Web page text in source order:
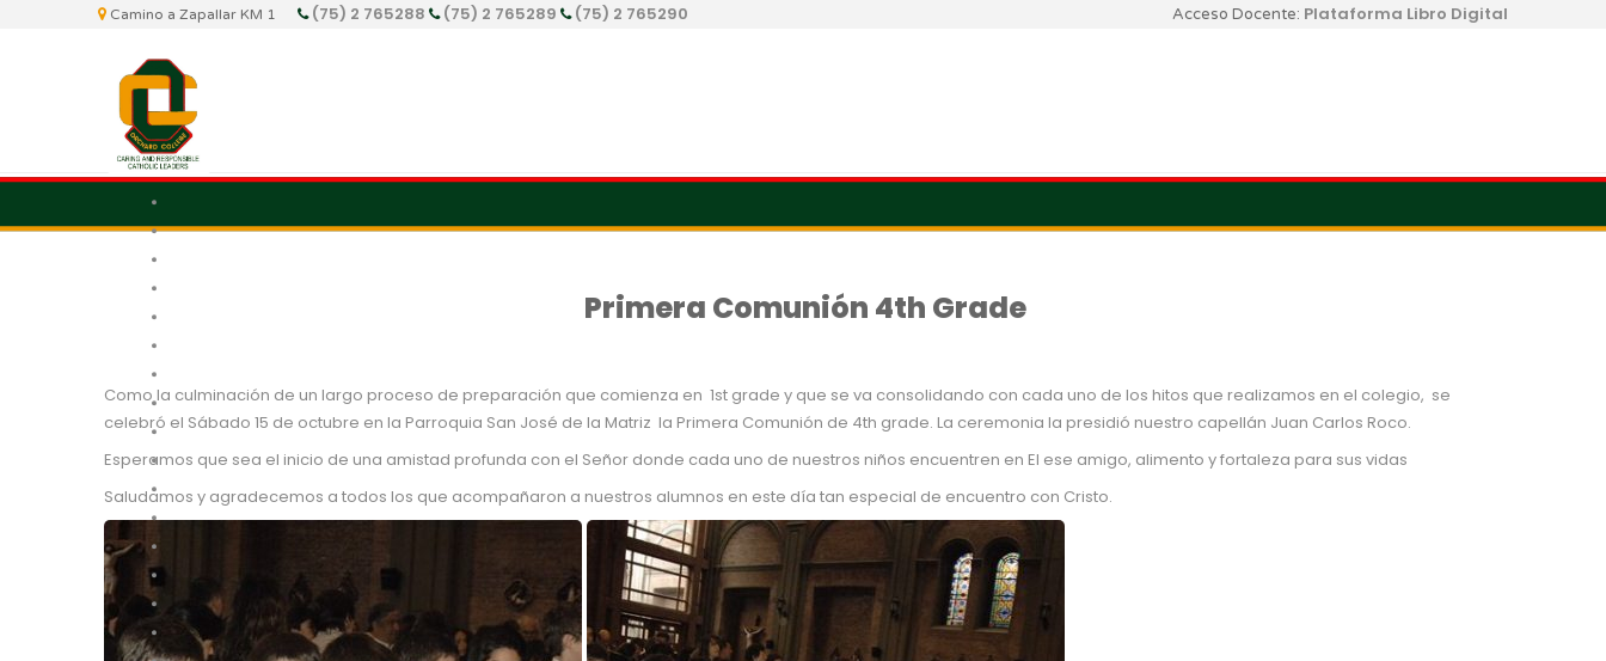
Camino a Zapallar KM 1 (75) 2 765288 (75) 2 765289 (75) 2 765290 Acceso Docente: Plataforma Libro Digital
Primera Comunión 4th Grade
Como la culminación de un largo proceso de preparación que comienza en 1st grade y que se va consolidando con cada uno de los hitos que realizamos en el colegio, se
celebró el Sábado 15 de octubre en la Parroquia San José de la Matriz la Primera Comunión de 4th grade. La ceremonia la presidió nuestro capellán Juan Carlos Roco.
Esperamos que sea el inicio de una amistad profunda con el Señor donde cada uno de nuestros niños encuentren en El ese amigo, alimento y fortaleza para sus vidas
Saludamos y agradecemos a todos los que acompañaron a nuestros alumnos en este día tan especial de encuentro con Cristo.